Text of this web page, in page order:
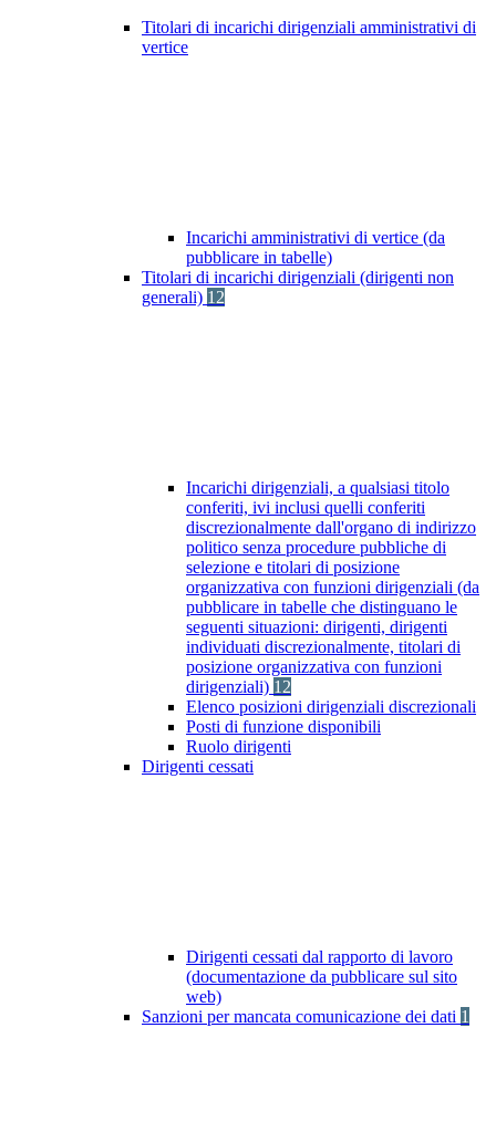
Titolari di incarichi dirigenziali amministrativi di
vertice
Incarichi amministrativi di vertice (da
pubblicare in tabelle)
Titolari di incarichi dirigenziali (dirigenti non
generali) 12
Incarichi dirigenziali, a qualsiasi titolo
conferiti, ivi inclusi quelli conferiti
discrezionalmente dall'organo di indirizzo
politico senza procedure pubbliche di
selezione e titolari di posizione
organizzativa con funzioni dirigenziali (da
pubblicare in tabelle che distinguano le
seguenti situazioni: dirigenti, dirigenti
individuati discrezionalmente, titolari di
posizione organizzativa con funzioni
dirigenziali) 12
Elenco posizioni dirigenziali discrezionali
Posti di funzione disponibili
Ruolo dirigenti
Dirigenti cessati
Dirigenti cessati dal rapporto di lavoro
(documentazione da pubblicare sul sito
web)
Sanzioni per mancata comunicazione dei dati 1